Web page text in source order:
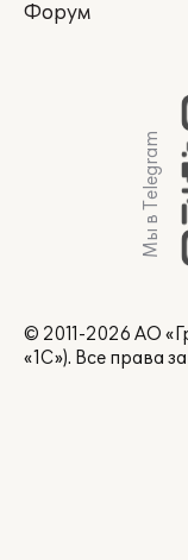
Форум
Мы в Telegram
© 2011-2026 АО
«1С»). Все права